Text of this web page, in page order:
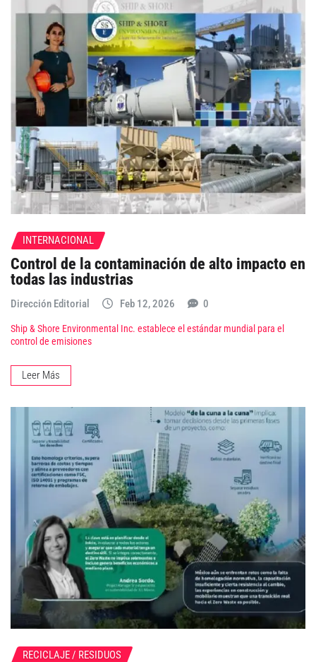
INTERNACIONAL
Control de la contaminación de alto impacto en
todas las industrias
Dirección Editorial Feb 12, 2026 0
Ship & Shore Environmental Inc. establece el estándar mundial para el
control de emisiones
Leer Más
RECICLAJE / RESIDUOS